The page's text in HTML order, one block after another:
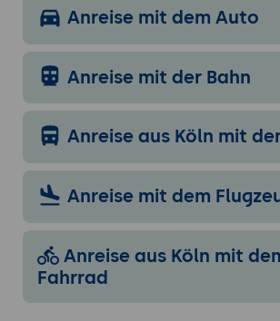
Anreise mit dem Auto
Anreise mit der Bahn
Anreise aus Köln mit
Anreise mit dem
Anreise aus Köln mit
Fahrrad